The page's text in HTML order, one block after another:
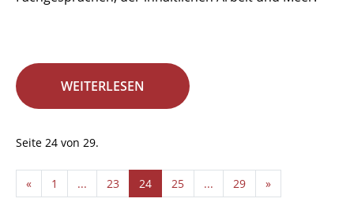
WEITERLESEN
Seite 24 von 29.
« 1 ... 23 24 25 ... 29 »